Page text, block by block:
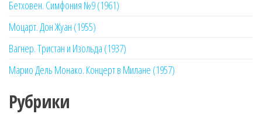
Бетховен. Симфония №9 (1961)
Моцарт. Дон Жуан (1955)
Вагнер. Тристан и Изольда (1937)
Марио Дель Монако. Концерт в Милане (1957)
Рубрики